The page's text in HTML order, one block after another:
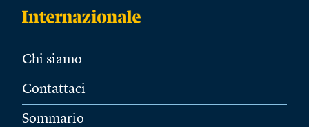
Chi siamo
Contattaci
Sommario